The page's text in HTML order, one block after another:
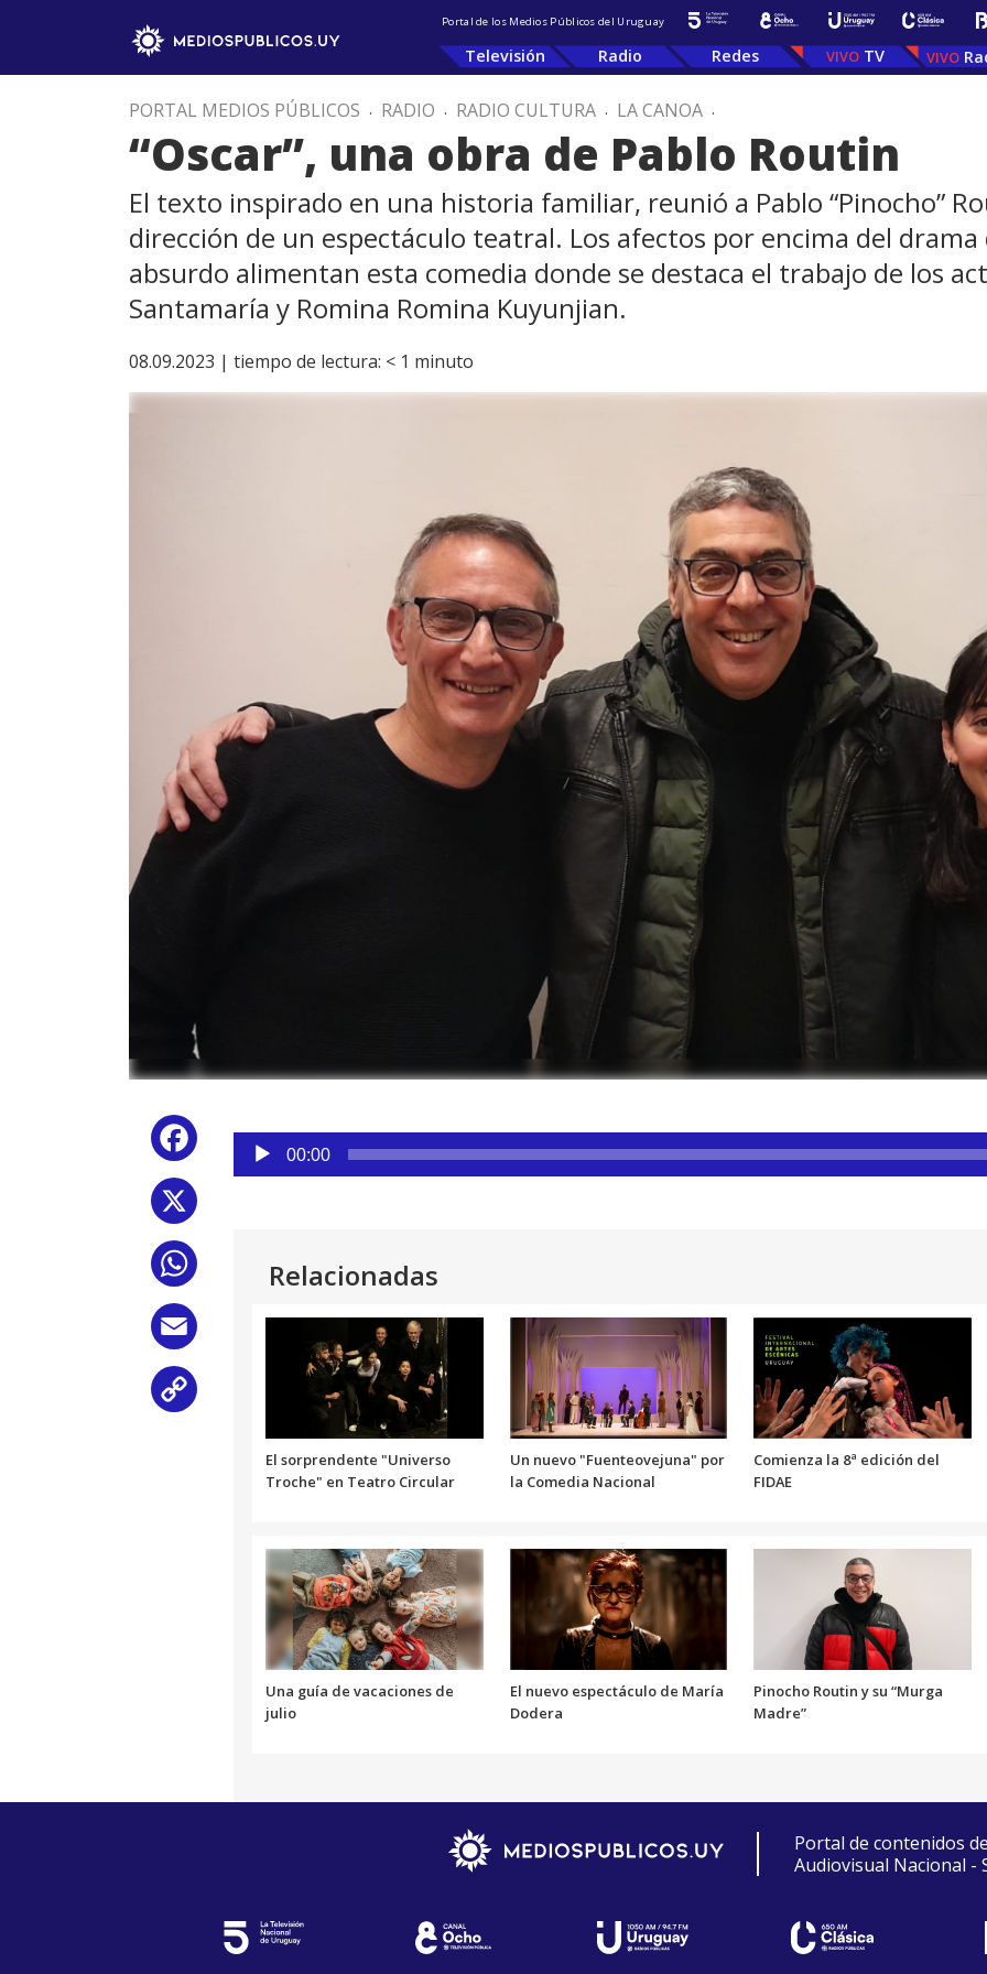
Portal de los Medios Públicos del Uruguay
Televisión Radio Redes TV
PORTAL MEDIOS PÚBLICOS . RADIO . RADIO CULTURA . LA CANOA .
“Oscar”, una obra de Pablo Routin
El texto inspirado en una historia familiar, reunió a Pablo “Pinocho”
dirección de un espectáculo teatral. Los afectos por encima del
absurdo alimentan esta comedia donde se destaca el trabajo de los
Santamaría y Romina Romina Kuyunjian.
08.09.2023 | tiempo de lectura: < 1 minuto
Facebook
WhatsApp
Reproductor
audio
00:00
Relacionadas
El sorprendente "Universo
Troche" en Teatro Circular
Un nuevo "Fuenteovejuna" por
la Comedia Nacional
Comienza la 8ª edición del
FIDAE
Una guía de vacaciones de
julio
El nuevo espectáculo de María
Dodera
Pinocho Routin y su “Murga
Madre”
Portal de contenidos
Audiovisual Nacional -